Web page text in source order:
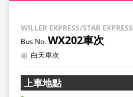
WILLER EXPRESS/STAR EXPRESS
WX202車次
白天車次
上車地點